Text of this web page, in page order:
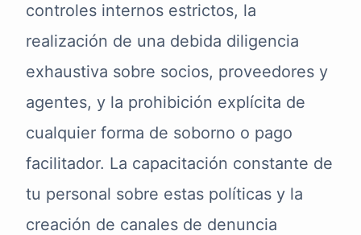
controles internos estrictos, la
realización de una debida diligencia
exhaustiva sobre socios, proveedores y
agentes, y la prohibición explícita de
cualquier forma de soborno o pago
facilitador. La capacitación constante de
tu personal sobre estas políticas y la
creación de canales de denuncia